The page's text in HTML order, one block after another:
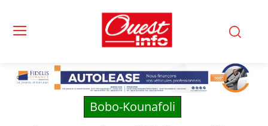
Bobo-Kounafoli